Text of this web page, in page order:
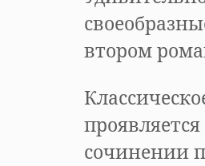
втором
сочинении